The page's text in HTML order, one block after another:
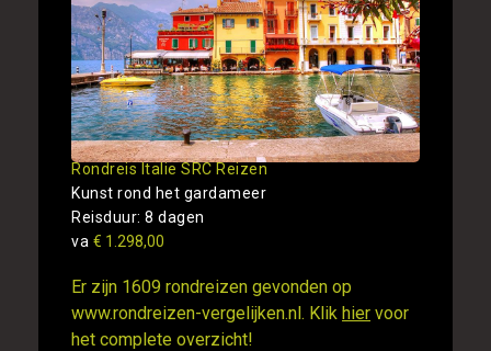
Rondreis Italie SRC Reizen
Kunst rond het gardameer
Reisduur: 8 dagen
va € 1.298,00
Er zijn 1609 rondreizen gevonden op
www.rondreizen-vergelijken.nl. Klik hier voor
het complete overzicht!